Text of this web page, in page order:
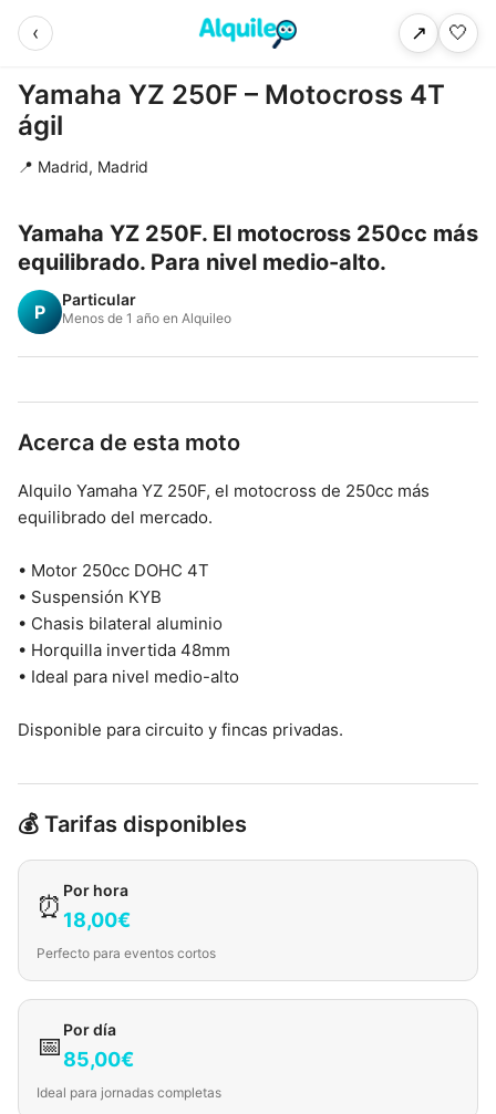
‹ ↗ 🤍
Yamaha YZ 250F – Motocross 4T
ágil
📍 Madrid, Madrid
Yamaha YZ 250F. El motocross 250cc más
equilibrado. Para nivel medio-alto.
P
Particular
Menos de 1 año en Alquileo
Acerca de esta moto
Alquilo Yamaha YZ 250F, el motocross de 250cc más
equilibrado del mercado.
• Motor 250cc DOHC 4T
• Suspensión KYB
• Chasis bilateral aluminio
• Horquilla invertida 48mm
• Ideal para nivel medio-alto
Disponible para circuito y fincas privadas.
💰 Tarifas disponibles
⏰
Por hora
18,00€
Perfecto para eventos cortos
📅
Por día
85,00€
Ideal para jornadas completas